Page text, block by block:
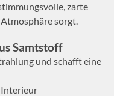
zarte
sorgt.
Samtstoff
und schafft eine
Interieur